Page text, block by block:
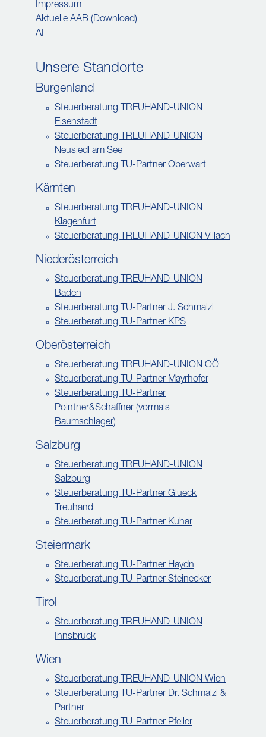
Impressum
Aktuelle AAB (Download)
AI
Unsere Standorte
Burgenland
Steuerberatung TREUHAND-UNION
Eisenstadt
Steuerberatung TREUHAND-UNION
Neusiedl am See
Steuerberatung TU-Partner Oberwart
Kärnten
Steuerberatung TREUHAND-UNION
Klagenfurt
Steuerberatung TREUHAND-UNION Villach
Niederösterreich
Steuerberatung TREUHAND-UNION
Baden
Steuerberatung TU-Partner J. Schmalzl
Steuerberatung TU-Partner KPS
Oberösterreich
Steuerberatung TREUHAND-UNION OÖ
Steuerberatung TU-Partner Mayrhofer
Steuerberatung TU-Partner
Pointner&Schaffner (vormals
Baumschlager)
Salzburg
Steuerberatung TREUHAND-UNION
Salzburg
Steuerberatung TU-Partner Glueck
Treuhand
Steuerberatung TU-Partner Kuhar
Steiermark
Steuerberatung TU-Partner Haydn
Steuerberatung TU-Partner Steinecker
Tirol
Steuerberatung TREUHAND-UNION
Innsbruck
Wien
Steuerberatung TREUHAND-UNION Wien
Steuerberatung TU-Partner Dr. Schmalzl &
Partner
Steuerberatung TU-Partner Pfeiler